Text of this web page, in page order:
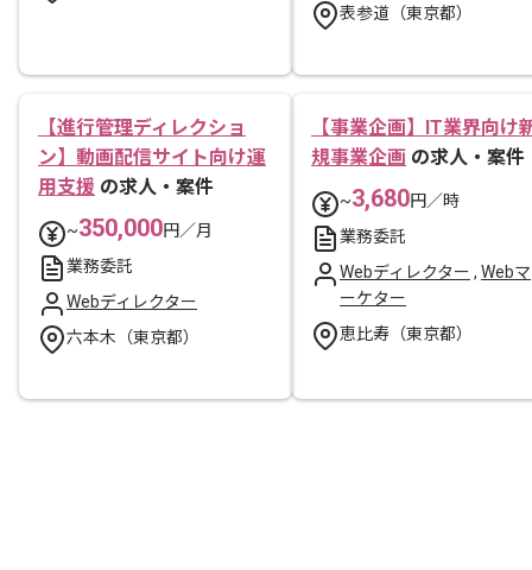
表参道（東京都）
【進行管理ディレクショ
ン】動画配信サイト向け運
用支援 の求人・案件
~350,000円／月
業務委託
Webディレクター
六本木（東京都）
【事業企画】IT業界向け
規事業企画 の求人・案件
~3,680円／時
業務委託
Webディレクター , Webマ
ーケター
恵比寿（東京都）